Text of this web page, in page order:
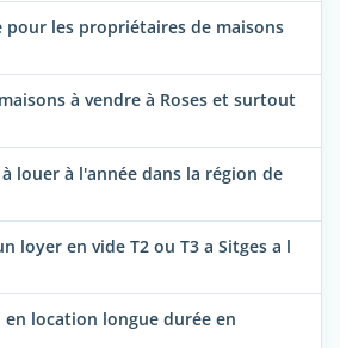
pour les propriétaires de maisons
à vendre à Roses et surtout
louer à l'année dans la région de
loyer en vide T2 ou T3 a Sitges a l
en location longue durée en